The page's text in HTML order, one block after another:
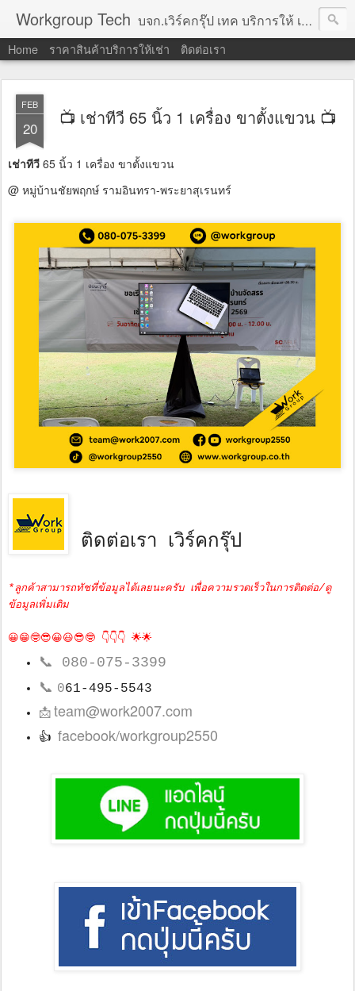
Workgroup Tech บจก.เวิร์คกรุ๊ป เทค บริการให้ เช่าคอมพิวเตอร์ โน้ตบุ๊ค โปรเจคเตอร์ ทีวีจอแบน จอทัชสกรีน ตู้คีออส วีดีโอวอล และอุปกรณ์อื่น ๆ บริการให้เช่าเป็น รายวัน
Home ราคาสินค้าบริการให้เช่า ติดต่อเรา
FEB
20 📺 เช่าทีวี 65 นิ้ว 1 เครื่อง ขาตั้งแขวน 📺
เช่าทีวี 65 นิ้ว 1 เครื่อง ขาตั้งแขวน
@ หมู่บ้านชัยพฤกษ์ รามอินทรา-พระยาสุเรนทร์
ติดต่อเรา เวิร์คกรุ๊ป
*ลูกค้าสามารถทัชที่ข้อมูลได้เลยนะครับ เพื่อความรวดเร็วในการติดต่อ/ดู
ข้อมูลเพิ่มเติม
😀😁🤓😎😀😃😎🤓 👇👇👇 🌟🌟
📞 080-075-3399
📞 061-495-5543
📩team@work2007.com
👍 facebook/workgroup2550